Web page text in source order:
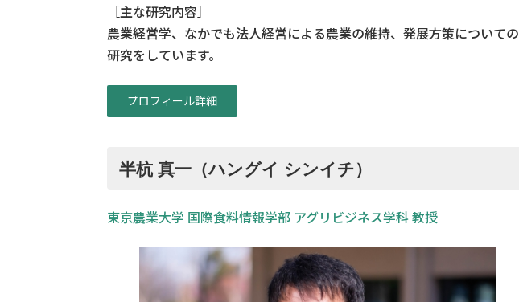
［主な研究内容］
農業経営学、なかでも法人経営による農業の維持、発展方策についての
研究をしています。
プロフィール詳細
半杭 真一（ハングイ シンイチ）
東京農業大学 国際食料情報学部 アグリビジネス学科 教授